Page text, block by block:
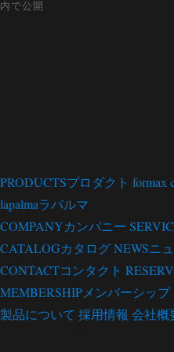
ョ
ン
内で公開
PRODUCTSプロダクト formax
lapalmaラパルマ
COMPANYカンパニー
CATALOGカタログNEWSニ
CONTACTコンタクト
MEMBERSHIPメンバーシップ
製品について 採用情報 会社概